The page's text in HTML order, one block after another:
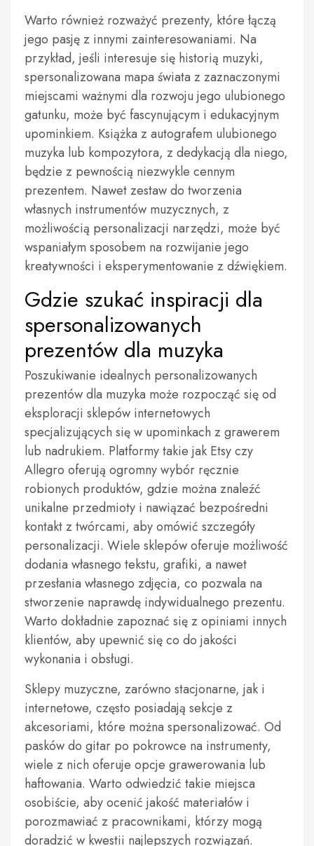
Warto również rozważyć prezenty, które łączą
jego pasję z innymi zainteresowaniami. Na
przykład, jeśli interesuje się historią muzyki,
spersonalizowana mapa świata z zaznaczonymi
miejscami ważnymi dla rozwoju jego ulubionego
gatunku, może być fascynującym i edukacyjnym
upominkiem. Książka z autografem ulubionego
muzyka lub kompozytora, z dedykacją dla niego,
będzie z pewnością niezwykle cennym
prezentem. Nawet zestaw do tworzenia
własnych instrumentów muzycznych, z
możliwością personalizacji narzędzi, może być
wspaniałym sposobem na rozwijanie jego
kreatywności i eksperymentowanie z dźwiękiem.
Gdzie szukać inspiracji dla
spersonalizowanych
prezentów dla muzyka
Poszukiwanie idealnych personalizowanych
prezentów dla muzyka może rozpocząć się od
eksploracji sklepów internetowych
specjalizujących się w upominkach z grawerem
lub nadrukiem. Platformy takie jak Etsy czy
Allegro oferują ogromny wybór ręcznie
robionych produktów, gdzie można znaleźć
unikalne przedmioty i nawiązać bezpośredni
kontakt z twórcami, aby omówić szczegóły
personalizacji. Wiele sklepów oferuje możliwość
dodania własnego tekstu, grafiki, a nawet
przesłania własnego zdjęcia, co pozwala na
stworzenie naprawdę indywidualnego prezentu.
Warto dokładnie zapoznać się z opiniami innych
klientów, aby upewnić się co do jakości
wykonania i obsługi.
Sklepy muzyczne, zarówno stacjonarne, jak i
internetowe, często posiadają sekcje z
akcesoriami, które można spersonalizować. Od
pasków do gitar po pokrowce na instrumenty,
wiele z nich oferuje opcje grawerowania lub
haftowania. Warto odwiedzić takie miejsca
osobiście, aby ocenić jakość materiałów i
porozmawiać z pracownikami, którzy mogą
doradzić w kwestii najlepszych rozwiązań.